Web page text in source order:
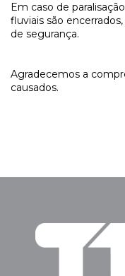
Em caso de
fluviais são
de segurança.
Agradecemos a
causados.